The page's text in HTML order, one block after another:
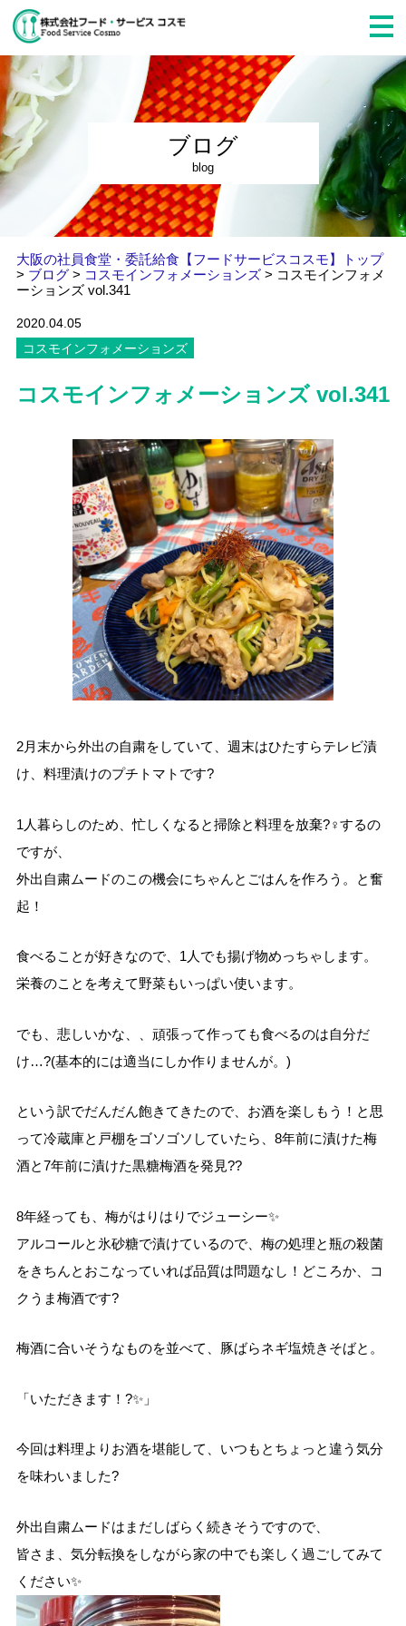
ブログ
blog
大阪の社員食堂・委託給食【フードサービスコスモ】トップ
> ブログ> コスモインフォメーションズ> コスモインフォメ
ーションズ vol.341
2020.04.05
コスモインフォメーションズ
コスモインフォメーションズ vol.341
2月末から外出の自粛をしていて、週末はひたすらテレビ漬
け、料理漬けのプチトマトです?
1人暮らしのため、忙しくなると掃除と料理を放棄?‍♀️するの
ですが、
外出自粛ムードのこの機会にちゃんとごはんを作ろう。と奮
起！
食べることが好きなので、1人でも揚げ物めっちゃします。
栄養のことを考えて野菜もいっぱい使います。
でも、悲しいかな、、頑張って作っても食べるのは自分だ
け…?(基本的には適当にしか作りませんが。)
という訳でだんだん飽きてきたので、お酒を楽しもう！と思
って冷蔵庫と戸棚をゴソゴソしていたら、8年前に漬けた梅
酒と7年前に漬けた黒糖梅酒を発見??
8年経っても、梅がはりはりでジューシー✨
アルコールと氷砂糖で漬けているので、梅の処理と瓶の殺菌
をきちんとおこなっていれば品質は問題なし！どころか、コ
クうま梅酒です?
梅酒に合いそうなものを並べて、豚ばらネギ塩焼きそばと。
「いただきます！?✨」
今回は料理よりお酒を堪能して、いつもとちょっと違う気分
を味わいました?
外出自粛ムードはまだしばらく続きそうですので、
皆さま、気分転換をしながら家の中でも楽しく過ごしてみて
ください✨